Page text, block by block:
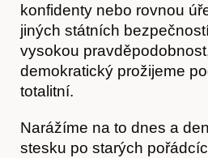
konfidenty nebo rovnou
jiných státních
vysokou
demokratický prožijeme
totalitní.
Narážíme na to dnes a
stesku po starých